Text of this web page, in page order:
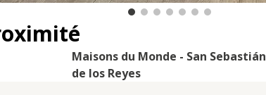
Maisons du Monde - San Sebastián
de los Reyes